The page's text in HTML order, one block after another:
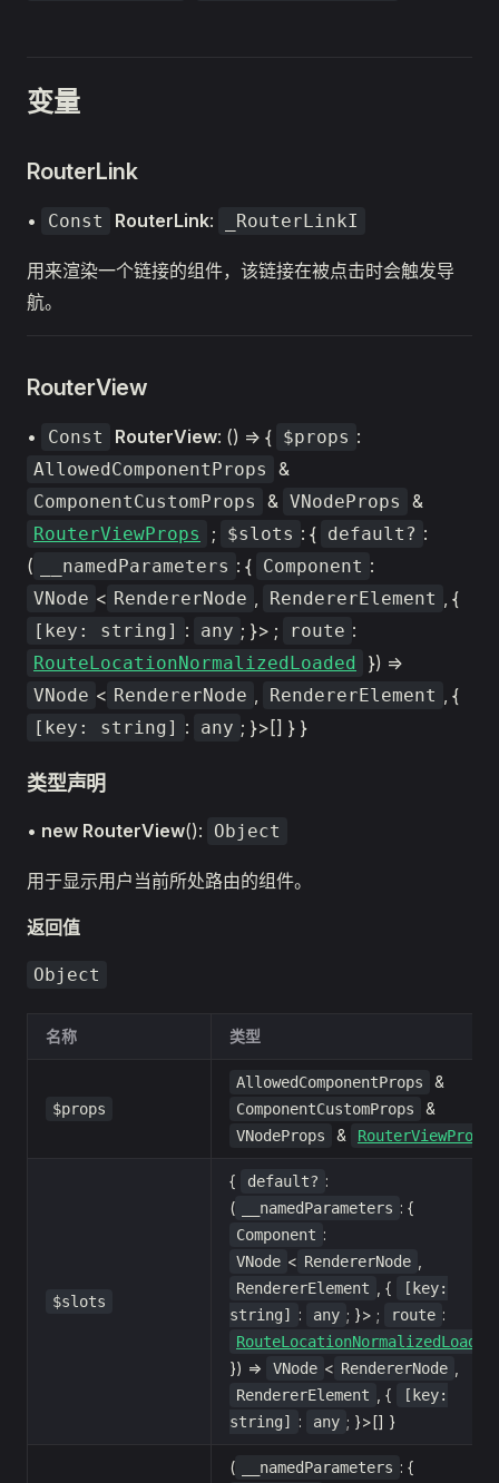
变量
RouterLink
• Const RouterLink: _RouterLinkI
用来渲染一个链接的组件，该链接在被点击时会触发导
航。
RouterView
• Const RouterView: () => { $props :
AllowedComponentProps &
ComponentCustomProps & VNodeProps &
RouterViewProps ; $slots : { default? :
(
__namedParameters : { Component :
VNode < RendererNode , RendererElement , {
[key: string] : any ; }> ; route :
RouteLocationNormalizedLoaded }) =>
VNode < RendererNode , RendererElement , {
[key: string] : any ; }>[] } }
类型声明
• new RouterView(): Object
用于显示用户当前所处路由的组件。
返回值
Object
名称 类型
$props
AllowedComponentProps &
ComponentCustomProps &
VNodeProps & RouterViewProps
$slots
{ default? :
(
__namedParameters : {
Component :
VNode < RendererNode
RendererElement , {
[key:
string]
: any ; }> ; route :
RouteLocationNormalizedLoaded
}) => VNode < RendererNode
RendererElement , {
[key:
string]
: any ; }>[] }
( __namedParameters : {